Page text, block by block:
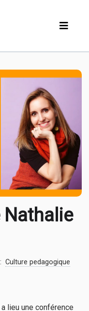
Nathalie
Culture pedagogique
lieu une conférence